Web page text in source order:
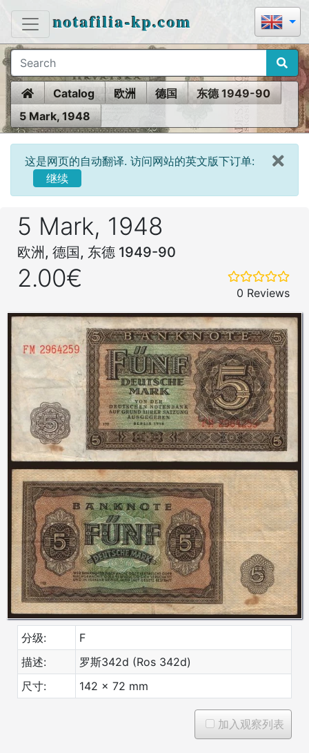
notafilia-kp.com
HomeCatalog 欧洲 德国
东德 1949-90
5 Mark, 1948
这是网页的自动翻译. 访问网站的英文版下订单:
继续
5 Mark, 1948
欧洲, 德国, 东德 1949-90
2.00€
0 Reviews
分级:
F
描述:
罗斯342d (Ros 342d)
尺寸:
142 x 72 mm
加入观察列表